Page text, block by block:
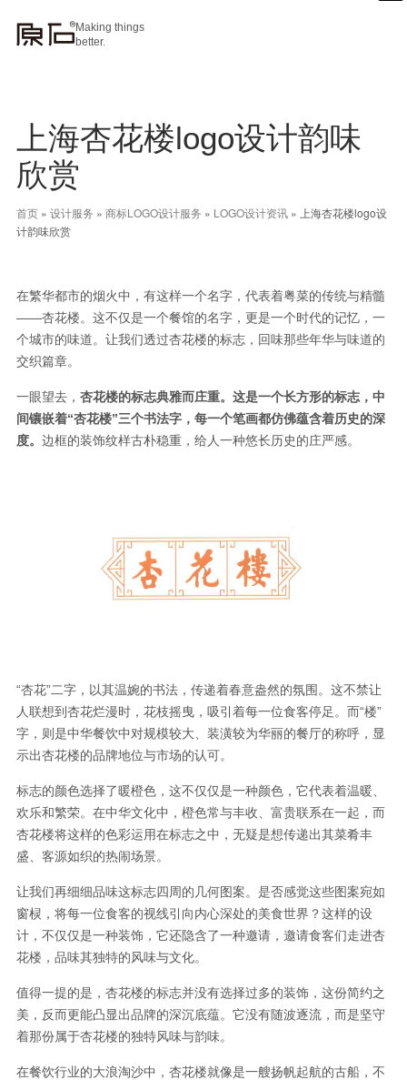
Making things
better.
上海杏花楼logo设计韵味
欣赏
首页 » 设计服务 » 商标LOGO设计服务 » LOGO设计资讯 » 上海杏花楼logo设
计韵味欣赏
在繁华都市的烟火中，有这样一个名字，代表着粤菜的传统与精髓
——杏花楼。这不仅是一个餐馆的名字，更是一个时代的记忆，一
个城市的味道。让我们透过杏花楼的标志，回味那些年华与味道的
交织篇章。
一眼望去， 杏花楼的标志典雅而庄重。这是一个长方形的标志，中
间镶嵌着“杏花楼”三个书法字，每一个笔画都仿佛蕴含着历史的深
度。 边框的装饰纹样古朴稳重，给人一种悠长历史的庄严感。
“杏花”二字，以其温婉的书法，传递着春意盎然的氛围。这不禁让
人联想到杏花烂漫时，花枝摇曳，吸引着每一位食客停足。而“楼”
字，则是中华餐饮中对规模较大、装潢较为华丽的餐厅的称呼，显
示出杏花楼的品牌地位与市场的认可。
标志的颜色选择了暖橙色，这不仅仅是一种颜色，它代表着温暖、
欢乐和繁荣。在中华文化中，橙色常与丰收、富贵联系在一起，而
杏花楼将这样的色彩运用在标志之中，无疑是想传递出其菜肴丰
盛、客源如织的热闹场景。
让我们再细细品味这标志四周的几何图案。是否感觉这些图案宛如
窗棂，将每一位食客的视线引向内心深处的美食世界？这样的设
计，不仅仅是一种装饰，它还隐含了一种邀请，邀请食客们走进杏
花楼，品味其独特的风味与文化。
值得一提的是，杏花楼的标志并没有选择过多的装饰，这份简约之
美，反而更能凸显出品牌的深沉底蕴。它没有随波逐流，而是坚守
着那份属于杏花楼的独特风味与韵味。
在餐饮行业的大浪淘沙中，杏花楼就像是一艘扬帆起航的古船，不